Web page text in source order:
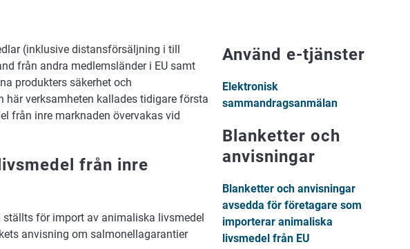
(inklusive distansförsäljning i till
från andra medlemsländer i EU samt
produkters säkerhet och
här verksamheten kallades tidigare första
från inre marknaden övervakas vid
från inre
för import av animaliska livsmedel
anvisning om salmonellagarantier
Använd e-tjänster
Elektronisk
sammandragsanmälan
Blanketter och
anvisningar
Blanketter och anvisningar
avsedda för företagare som
importerar animaliska
livsmedel från EU